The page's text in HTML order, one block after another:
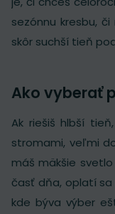
sezónnu kresbu,
skôr suchší tieň
Ako vyberať
Ak riešiš hlbší
stromami, veľmi
máš mäkšie
časť dňa, oplatí
kde býva výber